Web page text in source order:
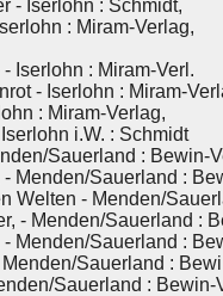
- Iserlohn : Schmidt,
: Miram-Verlag,
Iserlohn : Miram-Verl.
- Iserlohn : Miram-
: Miram-Verlag,
i.W. : Schmidt
Sauerland : Bewin-
Menden/Sauerland :
Welten - Menden/
- Menden/Sauerland :
Menden/Sauerland :
Sauerland :
Sauerland :